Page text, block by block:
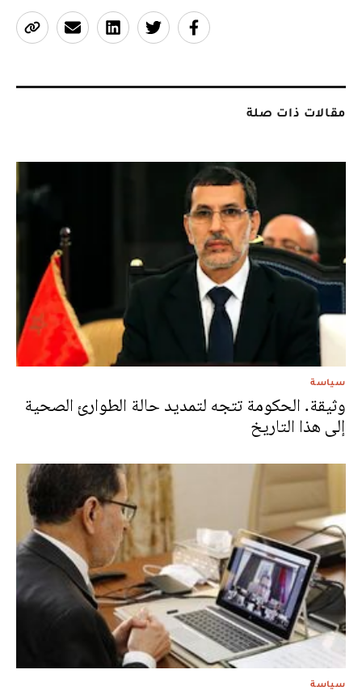
مقالات ذات صلة
سياسة
وثيقة. الحكومة تتجه لتمديد حالة الطوارئ الصحية
إلى هذا التاريخ
سياسة